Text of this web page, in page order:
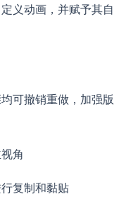
义动画，并赋予其自
可撤销重做，加强版
角
复制和黏贴